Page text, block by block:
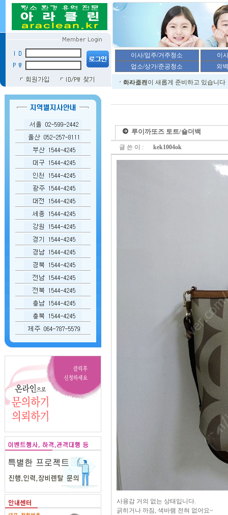
루이까또즈 토트/숄더백
글 쓴 이 : kek1004ok
사용감 거의 없는 상태입니다.
긁히거나 까짐, 색바램 전혀 없어요~